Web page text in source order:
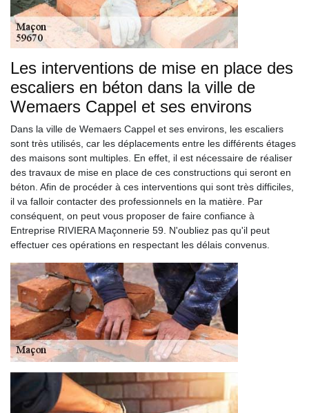
Les interventions de mise en place des
escaliers en béton dans la ville de
Wemaers Cappel et ses environs
Dans la ville de Wemaers Cappel et ses environs, les escaliers
sont très utilisés, car les déplacements entre les différents étages
des maisons sont multiples. En effet, il est nécessaire de réaliser
des travaux de mise en place de ces constructions qui seront en
béton. Afin de procéder à ces interventions qui sont très difficiles,
il va falloir contacter des professionnels en la matière. Par
conséquent, on peut vous proposer de faire confiance à
Entreprise RIVIERA Maçonnerie 59. N'oubliez pas qu'il peut
effectuer ces opérations en respectant les délais convenus.